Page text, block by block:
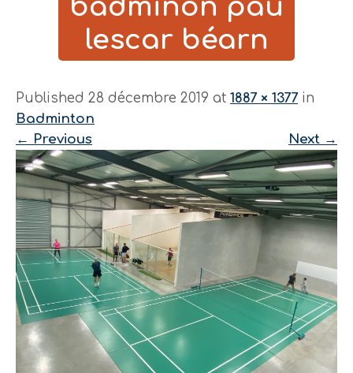
badminon pau
lescar béarn
Published 28 décembre 2019 at 1887 × 1377 in
Badminton
← Previous Next →